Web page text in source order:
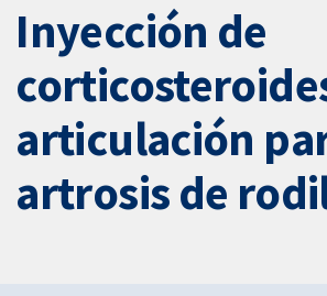
Inyección de
articulación
artrosis de